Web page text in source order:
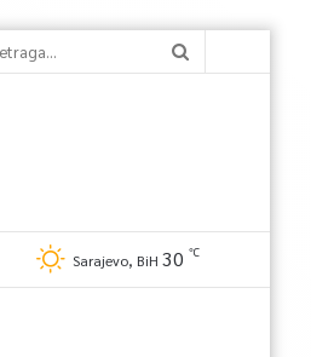
Sarajevo, BiH 30 ℃